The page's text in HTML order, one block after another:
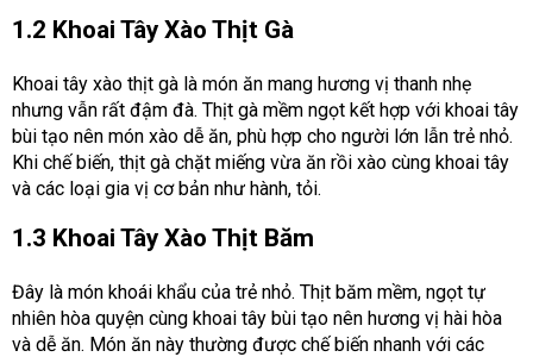
1.2 Khoai Tây Xào Thịt Gà
Khoai tây xào thịt gà là món ăn mang hương vị thanh nhẹ
nhưng vẫn rất đậm đà. Thịt gà mềm ngọt kết hợp với khoai tây
bùi tạo nên món xào dễ ăn, phù hợp cho người lớn lẫn trẻ nhỏ.
Khi chế biến, thịt gà chặt miếng vừa ăn rồi xào cùng khoai tây
và các loại gia vị cơ bản như hành, tỏi.
1.3 Khoai Tây Xào Thịt Băm
Đây là món khoái khẩu của trẻ nhỏ. Thịt băm mềm, ngọt tự
nhiên hòa quyện cùng khoai tây bùi tạo nên hương vị hài hòa
và dễ ăn. Món ăn này thường được chế biến nhanh với các